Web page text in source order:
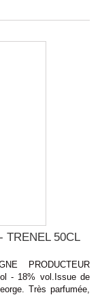
TRENEL 50CL
PRODUCTEUR
- 18% vol.Issue de
Très parfumée,